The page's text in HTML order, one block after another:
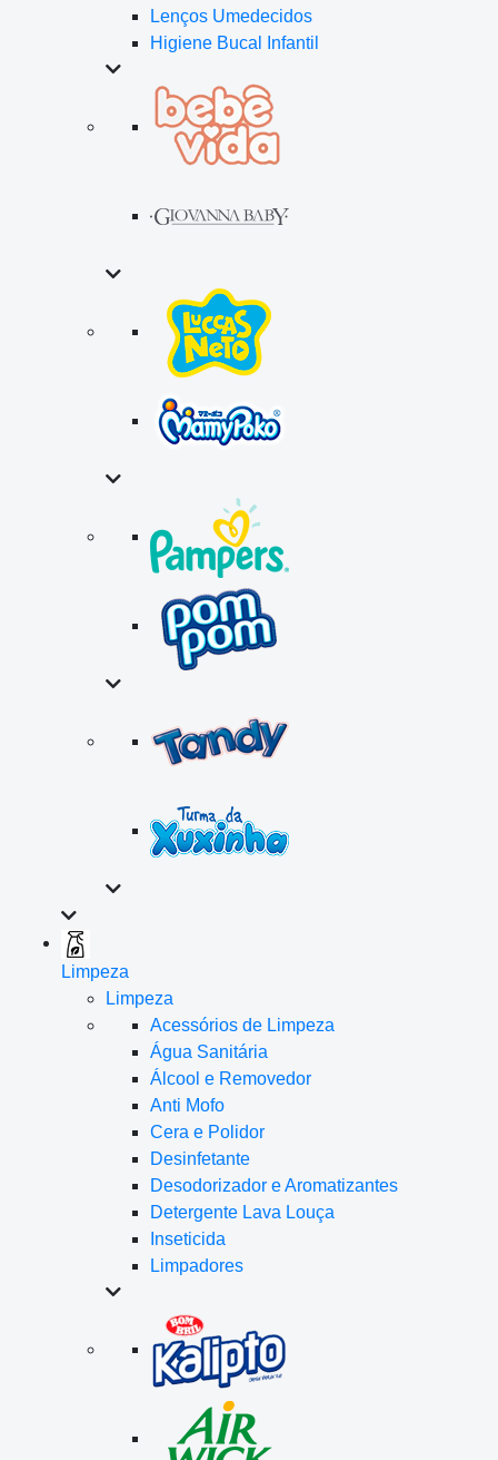
Lenços Umedecidos
Higiene Bucal Infantil
Limpeza
Limpeza
Acessórios de Limpeza
Água Sanitária
Álcool e Removedor
Anti Mofo
Cera e Polidor
Desinfetante
Desodorizador e Aromatizantes
Detergente Lava Louça
Inseticida
Limpadores